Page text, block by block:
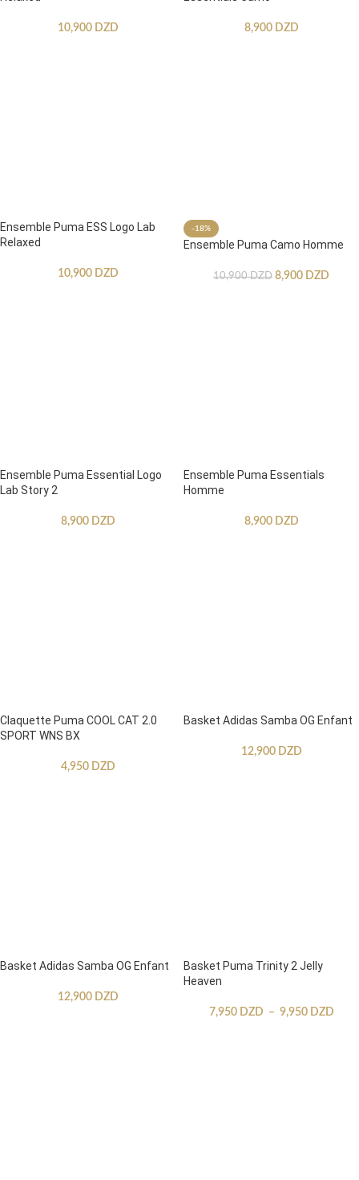
10,900 DZD 8,900 DZD
Ensemble Puma ESS Logo Lab
Relaxed
10,900 DZD
-18%
Ensemble Puma Camo Homme
10,900DZD 8,900 DZD
Ensemble Puma Essential Logo
Lab Story 2
8,900 DZD
Ensemble Puma Essentials
Homme
8,900 DZD
Claquette Puma COOL CAT 2.0
SPORT WNS BX
4,950 DZD
Basket Adidas Samba OG Enfant
12,900 DZD
Basket Adidas Samba OG Enfant
12,900 DZD
Basket Puma Trinity 2 Jelly
Heaven
7,950 DZD – 9,950 DZD